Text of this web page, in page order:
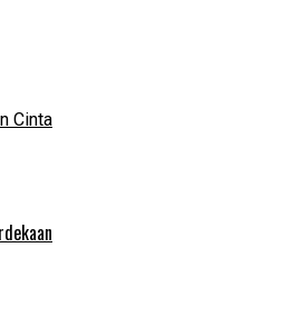
Cinta